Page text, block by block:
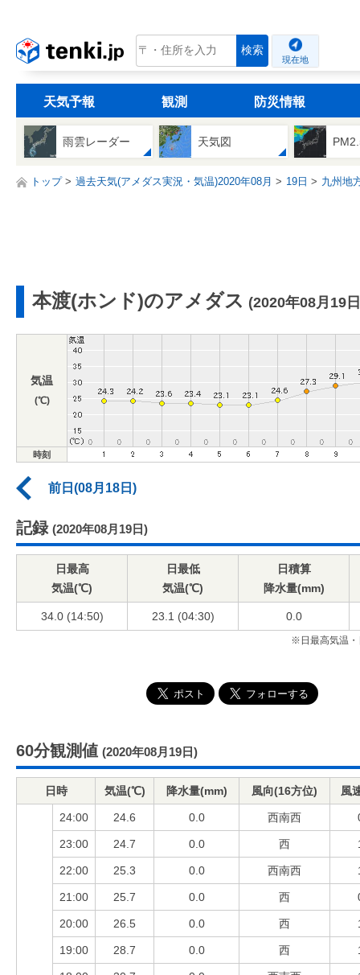
tenki.jp 検索
現在地
天気予報 観測 防災情報
雨雲レーダー 天気図
トップ 過去天気(アメダス実況・気温)2020年08月 19日 九州地
本渡(ホンド)のアメダス (2020年08月19
気温
(℃)
時刻
前日(08月18日)
記録 (2020年08月19日)
日最高
気温(℃)
日最低
気温(℃)
日積算
降水量(mm)
34.0 (14:50) 23.1 (04:30) 0.0
※日最高気温・
60分観測値 (2020年08月19日)
日時 気温(℃) 降水量(mm) 風向(16方位) 風
24:00 24.6 0.0 西南西
23:00 24.7 0.0 西
22:00 25.3 0.0 西南西
21:00 25.7 0.0 西
20:00 26.5 0.0 西
19:00 28.7 0.0 西